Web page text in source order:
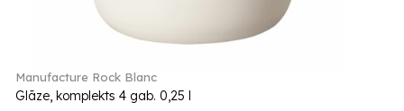
Manufacture Rock Blanc
Glāze, komplekts 4 gab. 0,25 l